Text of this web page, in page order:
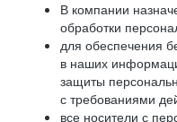
В компании
обработки
для обеспечения
в наших
защиты
с требованиями
все носители с